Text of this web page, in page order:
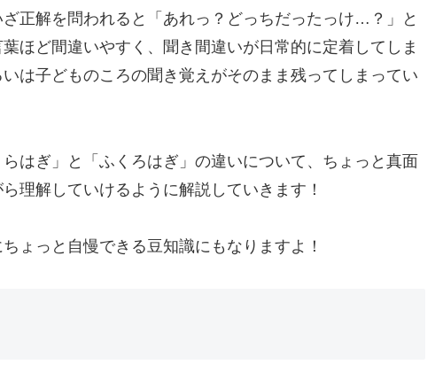
正解を問われると「あれっ？どっちだったっけ…？」と
ほど間違いやすく、聞き間違いが日常的に定着してしま
は子どものころの聞き覚えがそのまま残ってしまってい
はぎ」と「ふくろはぎ」の違いについて、ちょっと真面
理解していけるように解説していきます！
ょっと自慢できる豆知識にもなりますよ！